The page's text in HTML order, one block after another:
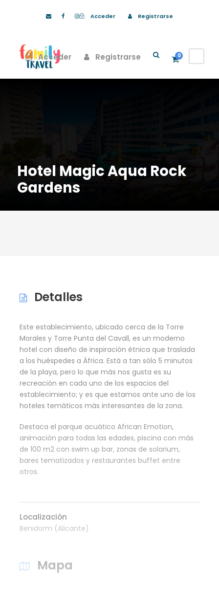
Acceder Registrarse
Acceder Registrarse 0
Hotel Magic Aqua Rock
Gardens
Detalles
Este establecimiento, ubicado cerca de la Torre
Morales y Torre Punta del Cavall, es un moderno
hotel con diseño de inspiración étnica que traslada
a los huéspedes a África. Está a tan sólo 5 minutos
de la playa, pero lo que más nos gusta es su
recreación en cada uno de los espacios del
establecimiento; y es que estamos ante uno de los
hoteles temáticos más interesantes de la zona.
Destaca el parque acuático African Emotion,
animación para todas las edades, piscina con más
de 100 m2 con swim up bar, zonas de solarium,
bares tematizados y restaurantes buffet entre
otros.
Localización
Benidorm (Alicante)
Mapa